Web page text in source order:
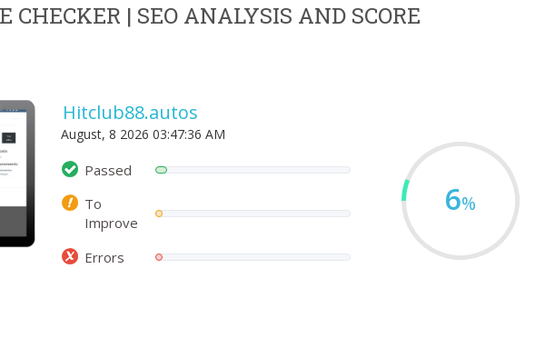
CHECKER | SEO ANALYSIS AND SCORE
Hitclub88.autos
August, 8 2026 03:47:36 AM
Passed
To
Improve
Errors
6%